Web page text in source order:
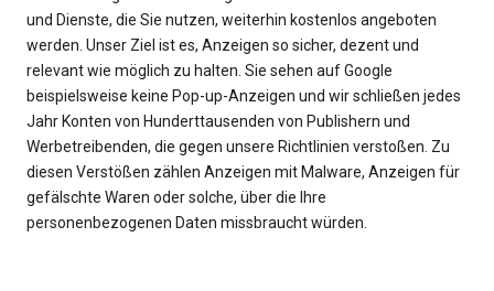
und Dienste, die Sie nutzen, weiterhin kostenlos angeboten
werden. Unser Ziel ist es, Anzeigen so sicher, dezent und
relevant wie möglich zu halten. Sie sehen auf Google
beispielsweise keine Pop-up-Anzeigen und wir schließen jedes
Jahr Konten von Hunderttausenden von Publishern und
Werbetreibenden, die gegen unsere Richtlinien verstoßen. Zu
diesen Verstößen zählen Anzeigen mit Malware, Anzeigen für
gefälschte Waren oder solche, über die Ihre
personenbezogenen Daten missbraucht würden.